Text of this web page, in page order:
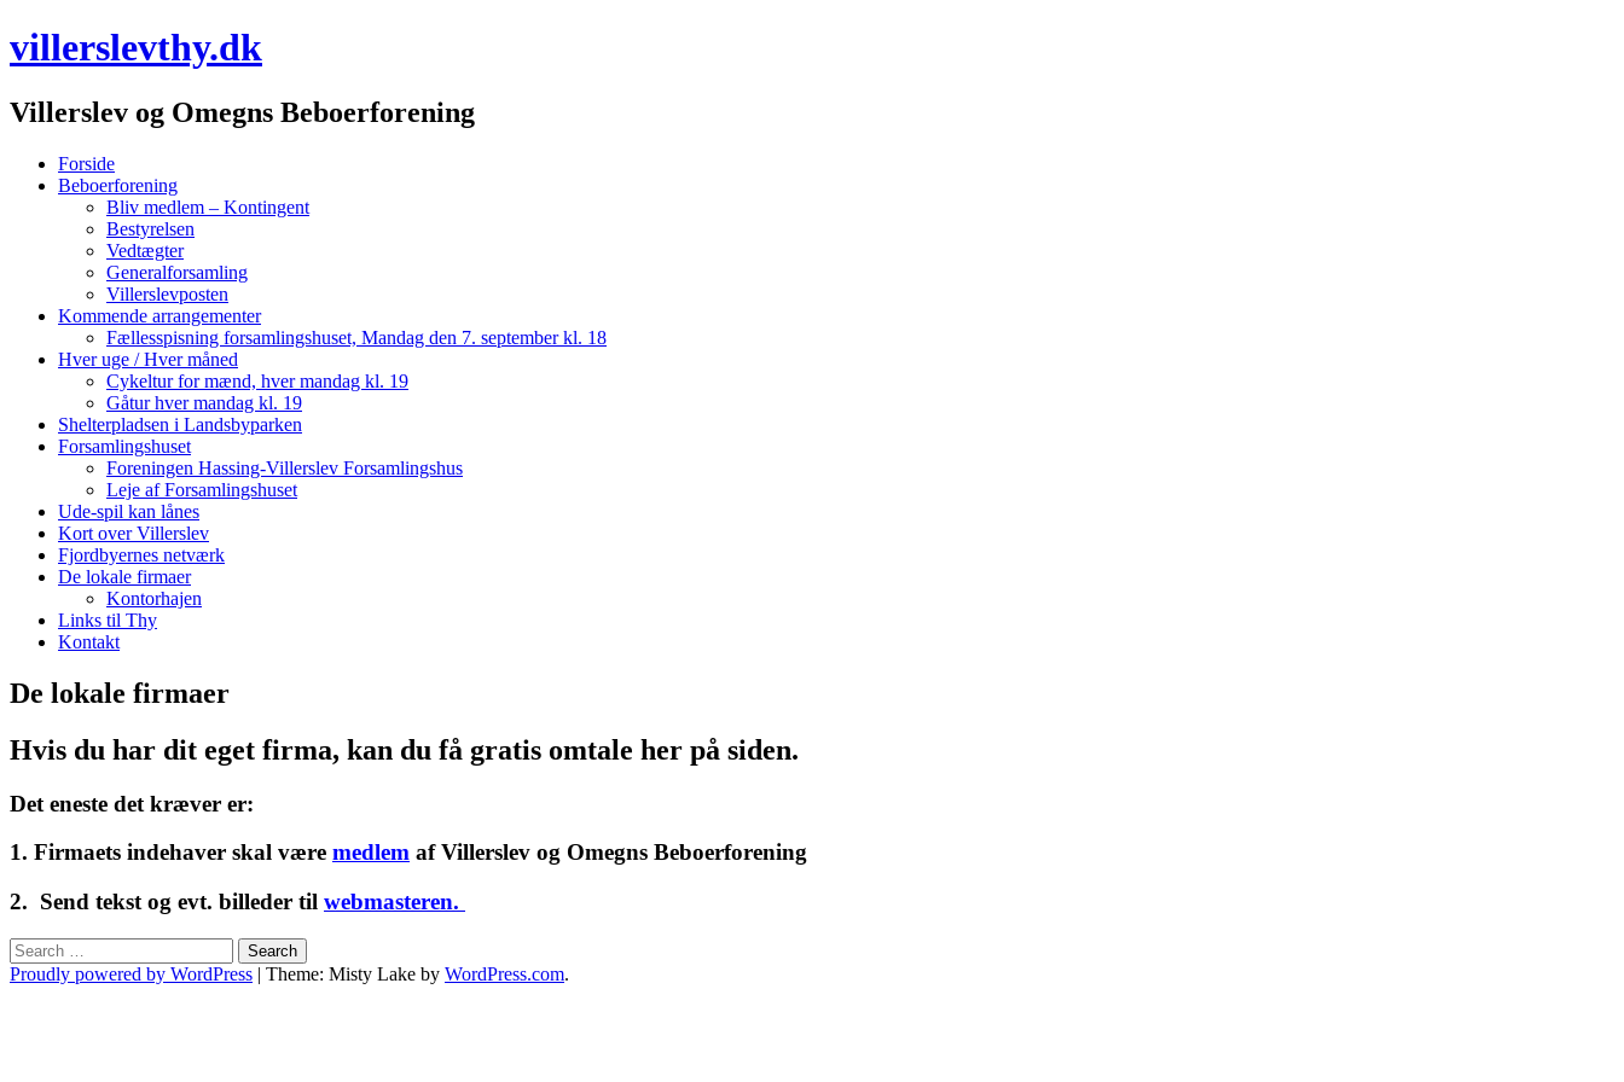
villerslevthy.dk
Villerslev og Omegns Beboerforening
Menu
Skip
Forside
Beboerforening
Bliv medlem – Kontingent
Bestyrelsen
Vedtægter
Generalforsamling
Villerslevposten
Kommende arrangementer
Fællesspisning forsamlingshuset, Mandag den 7. september kl. 18
Hver uge / Hver måned
Cykeltur for mænd, hver mandag kl. 19
Gåtur hver mandag kl. 19
Shelterpladsen i Landsbyparken
Forsamlingshuset
Foreningen Hassing-Villerslev Forsamlingshus
Leje af Forsamlingshuset
Ude-spil kan lånes
Kort over Villerslev
Fjordbyernes netværk
De lokale firmaer
Kontorhajen
Links til Thy
Kontakt
De lokale firmaer
Hvis du har dit eget firma, kan du få gratis omtale her på siden.
Det eneste det kræver er:
1. Firmaets indehaver skal være medlem af Villerslev og Omegns Beboerforening
2. Send tekst og evt. billeder til webmasteren.
Search
Proudly powered by WordPress | Theme: Misty Lake by WordPress.com.